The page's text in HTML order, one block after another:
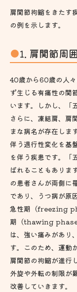
肩関節拘縮をきたす
の例を示します。
1. 肩関節周
40歳から60歳の人
ず生じる有痛性の関
います。しかし、「
さらに、凍結肩、肩
まな病名が存在しま
伴う退行性変化を基
を伴う疾患です。「
ばれることもありま
の患者さんが両側に
であり、うつ病が原
急性期（freezing
期（thawing phase
は、強い痛みがあり
す。このため、運動
肩関節の拘縮が進行
外旋や外転の制限が
改善していきます。